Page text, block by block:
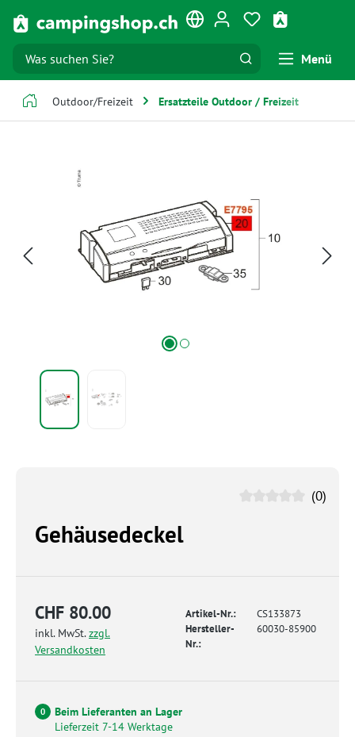
Zum Hauptinhalt springen Du hast 0
Menü
Outdoor/Freizeit Ersatzteile Outdoor / Freizeit
(0)
Gehäusedeckel
CHF 80.00
inkl. MwSt.zzgl.
Versandkosten
Artikel-Nr.:
CS133873
Hersteller-
Nr.:
60030-85900
0
Beim Lieferanten an Lager
Lieferzeit 7-14 Werktage